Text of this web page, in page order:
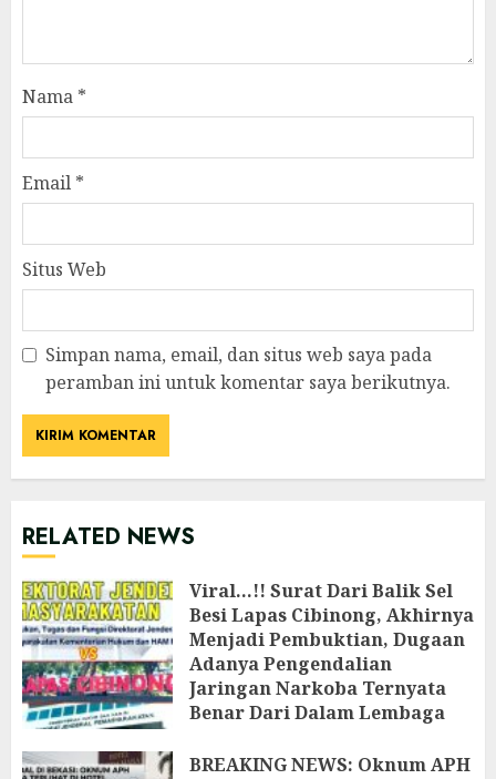
Nama *
Email *
Situs Web
Simpan nama, email, dan situs web saya pada
peramban ini untuk komentar saya berikutnya.
RELATED NEWS
Viral…!! Surat Dari Balik Sel
Besi Lapas Cibinong, Akhirnya
Menjadi Pembuktian, Dugaan
Adanya Pengendalian
Jaringan Narkoba Ternyata
Benar Dari Dalam Lembaga
JULI 26, 2026
‎BREAKING NEWS: Oknum APH